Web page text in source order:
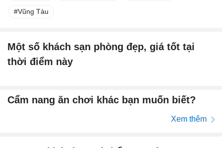
Vũng Tàu
Một số khách sạn phòng đẹp, giá tốt tại
thời điểm này
Cẩm nang ăn chơi khác bạn muốn biết?
Xem thêm